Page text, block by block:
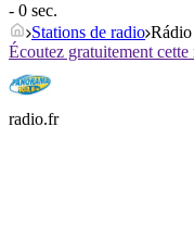
- 0 sec.
Stations de radio
Écoutez gratuitement
radio.fr